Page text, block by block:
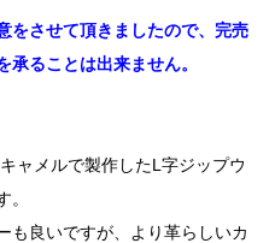
をさせて頂きましたので、完売
ることは出来ません。
ャメルで製作したL字ジップウ
。
も良いですが、より革らしいカ